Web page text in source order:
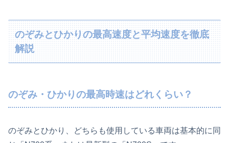
のぞみとひかりの最高速度と平均速度を徹底
解説
のぞみ・ひかりの最高時速はどれくらい？
のぞみとひかり、どちらも使用している車両は基本的に同